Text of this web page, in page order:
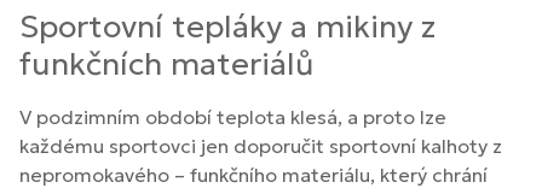
Sportovní tepláky a mikiny z
funkčních materiálů
V podzimním období teplota klesá, a proto lze
každému sportovci jen doporučit sportovní kalhoty z
nepromokavého – funkčního materiálu, který chrání